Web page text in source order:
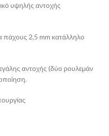
υψηλής αντοχής
πάχους 2,5 mm κατάλληλο
αντοχής (δύο ρουλεμάν